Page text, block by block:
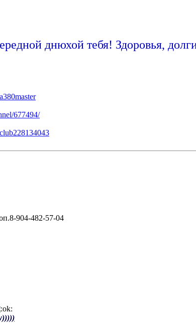
днюхой тебя! Здоровья,
677494/
904-482-57-04